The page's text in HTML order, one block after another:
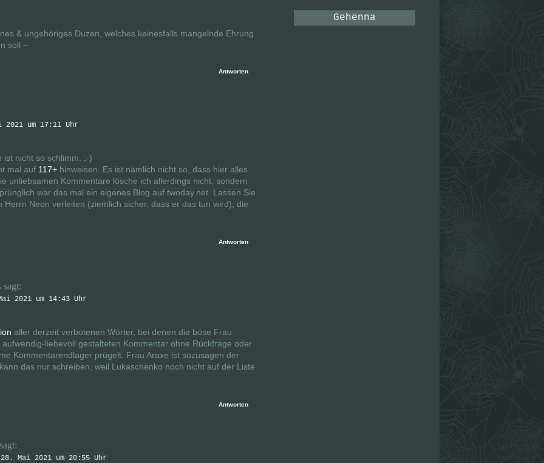
& ungehöriges Duzen, welches keinesfalls mangelnde Ehrung
soll –
Antworten
2021 um 17:11 Uhr
nicht so schlimm. ;·)
mal auf 117+ hinweisen. Es ist nämlich nicht so, dass hier alles
unliebsamen Kommentare lösche ich allerdings nicht, sondern
war das mal ein eigenes Blog auf twoday.net. Lassen Sie
Herrn Neon verleiten (ziemlich sicher, dass er das tun wird), die
Antworten
sagt:
2021 um 14:43 Uhr
aller derzeit verbotenen Wörter, bei denen die böse Frau
liebevoll gestalteten Kommentar ohne Rückfrage oder
Kommentarendlager prügelt. Frau Araxe ist sozusagen der
das nur schreiben, weil Lukaschenko noch nicht auf der Liste
Antworten
sagt:
Mai 2021 um 20:55 Uhr
Gehenna